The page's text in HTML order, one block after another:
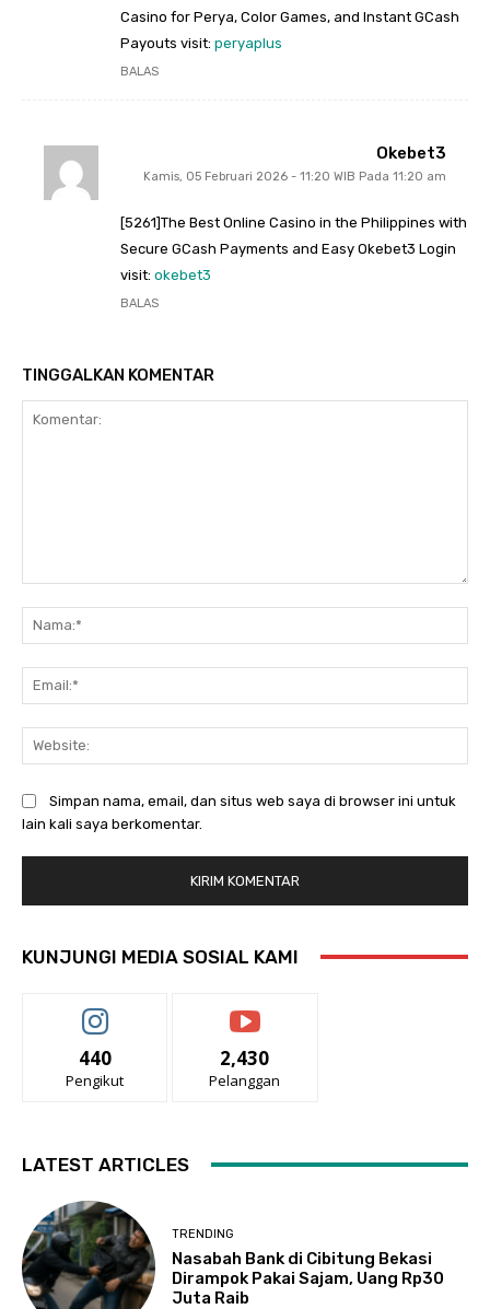
Casino for Perya, Color Games, and Instant GCash
Payouts visit: peryaplus
BALAS
Okebet3
Kamis, 05 Februari 2026 - 11:20 WIB Pada 11:20 am
[5261]The Best Online Casino in the Philippines with
Secure GCash Payments and Easy Okebet3 Login
visit: okebet3
BALAS
TINGGALKAN KOMENTAR
Simpan nama, email, dan situs web saya di browser ini untuk
lain kali saya berkomentar.
KUNJUNGI MEDIA SOSIAL KAMI
440
Pengikut
2,430
Pelanggan
LATEST ARTICLES
TRENDING
Nasabah Bank di Cibitung Bekasi
Dirampok Pakai Sajam, Uang Rp30
Juta Raib